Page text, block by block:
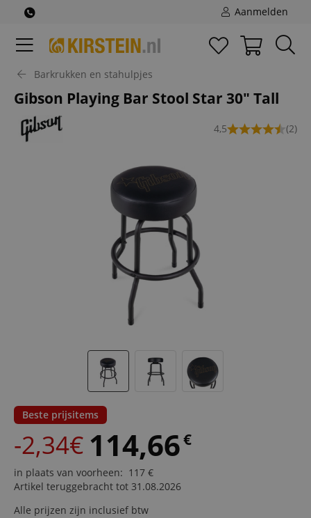
Aanmelden
Barkrukken en stahulpjes
Gibson Playing Bar Stool Star 30" Tall
4,5 (2)
Beste prijsitems
-2,34€ 114,66€
in plaats van voorheen: 117 €
Artikel teruggebracht tot 31.08.2026
Alle prijzen zijn inclusief btw